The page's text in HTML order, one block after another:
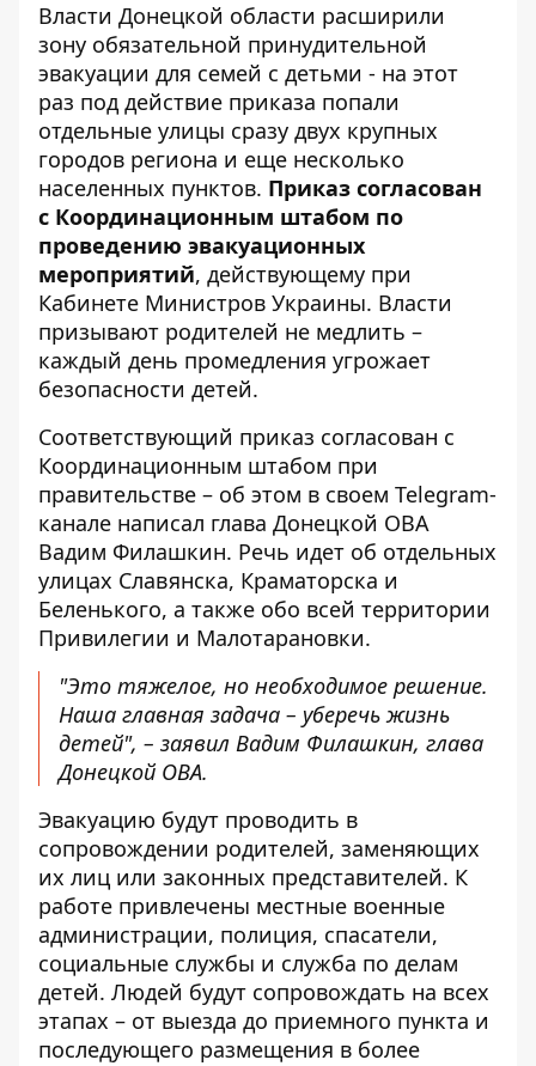
Власти Донецкой области расширили
зону обязательной принудительной
эвакуации для семей с детьми - на этот
раз под действие приказа попали
отдельные улицы сразу двух крупных
городов региона и еще несколько
населенных пунктов. Приказ согласован
с Координационным штабом по
проведению эвакуационных
мероприятий, действующему при
Кабинете Министров Украины. Власти
призывают родителей не медлить –
каждый день промедления угрожает
безопасности детей.
Соответствующий приказ согласован с
Координационным штабом при
правительстве – об этом в своем Telegram-
канале написал глава Донецкой ОВА
Вадим Филашкин. Речь идет об отдельных
улицах Славянска, Краматорска и
Беленького, а также обо всей территории
Привилегии и Малотарановки.
"Это тяжелое, но необходимое решение.
Наша главная задача – уберечь жизнь
детей", – заявил Вадим Филашкин, глава
Донецкой ОВА.
Эвакуацию будут проводить в
сопровождении родителей, заменяющих
их лиц или законных представителей. К
работе привлечены местные военные
администрации, полиция, спасатели,
социальные службы и служба по делам
детей. Людей будут сопровождать на всех
этапах – от выезда до приемного пункта и
последующего размещения в более